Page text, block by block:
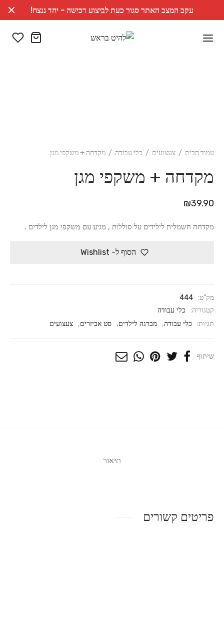
עקב המצב האתר סגור כעת לביצוע רכישה - יחד ננצח!
עמוד הבית / צעצועים / כלי עבודה / מקדחה + משקפי מגן
מקדחה + משקפי מגן
₪39.90
מקדחה חשמלית לילידים על סוללות , מגיע עם משקפי מגן לילדים .
הסוף ל- Wishlist
מק"ט: 444
קטגוריה:
כלי עבודה
תגיות:
כלי עבודה, מברגה לילדים, סט אביזרים, צעצועים
שיתוף
תיאור
פריטים קשורים